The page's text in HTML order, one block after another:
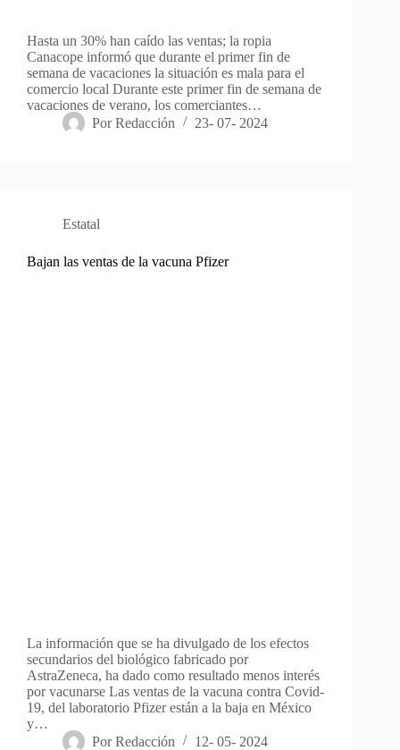
Hasta un 30% han caído las ventas; la ropia
Canacope informó que durante el primer fin de
semana de vacaciones la situación es mala para el
comercio local Durante este primer fin de semana de
vacaciones de verano, los comerciantes…
Por Redacción 23- 07- 2024
Estatal
Bajan las ventas de la vacuna Pfizer
La información que se ha divulgado de los efectos
secundarios del biológico fabricado por
AstraZeneca, ha dado como resultado menos interés
por vacunarse Las ventas de la vacuna contra Covid-
19, del laboratorio Pfizer están a la baja en México
y…
Por Redacción 12- 05- 2024